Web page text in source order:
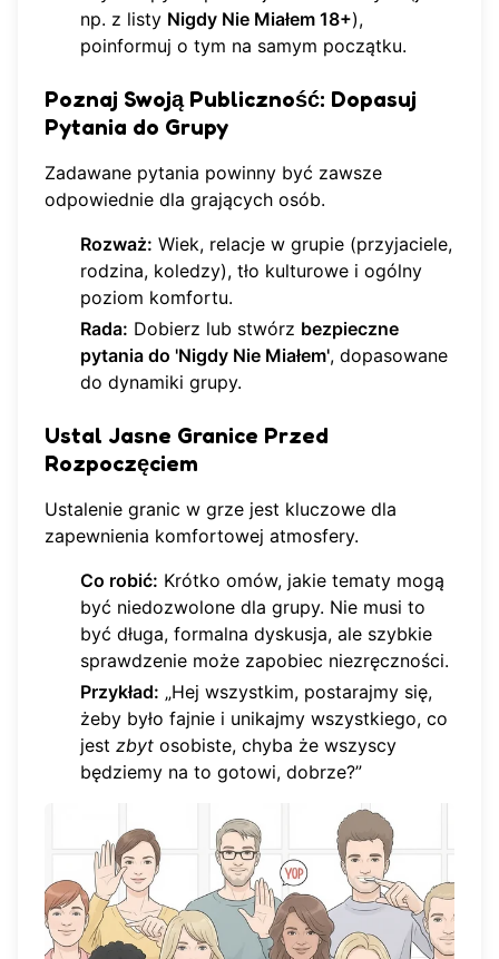
np. z listy Nigdy Nie Miałem 18+),
poinformuj o tym na samym początku.
Poznaj Swoją Publiczność: Dopasuj
Pytania do Grupy
Zadawane pytania powinny być zawsze
odpowiednie dla grających osób.
Rozważ: Wiek, relacje w grupie (przyjaciele,
rodzina, koledzy), tło kulturowe i ogólny
poziom komfortu.
Rada: Dobierz lub stwórz bezpieczne
pytania do 'Nigdy Nie Miałem', dopasowane
do dynamiki grupy.
Ustal Jasne Granice Przed
Rozpoczęciem
Ustalenie granic w grze jest kluczowe dla
zapewnienia komfortowej atmosfery.
Co robić: Krótko omów, jakie tematy mogą
być niedozwolone dla grupy. Nie musi to
być długa, formalna dyskusja, ale szybkie
sprawdzenie może zapobiec niezręczności.
Przykład: „Hej wszystkim, postarajmy się,
żeby było fajnie i unikajmy wszystkiego, co
jest zbyt osobiste, chyba że wszyscy
będziemy na to gotowi, dobrze?”